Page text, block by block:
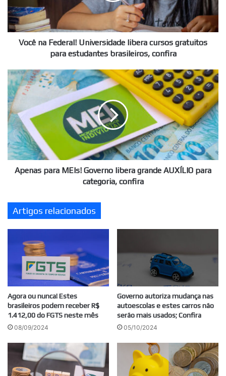
gratuitos
para
estudantes
brasileiros,
Você na Federal! Universidade libera cursos gratuitos
para estudantes brasileiros, confira
Apenas
para
MEIs!
Governo
libera
grande
AUXÍLIO
para
categoria,
confira
Apenas para MEIs! Governo libera grande AUXÍLIO para
categoria, confira
Artigos relacionados
Agora ou nunca! Estes
brasileiros podem receber R$
1.412,00 do FGTS neste mês
08/09/2024
Governo autoriza mudança nas
autoescolas e estes carros não
serão mais usados; Confira
05/10/2024